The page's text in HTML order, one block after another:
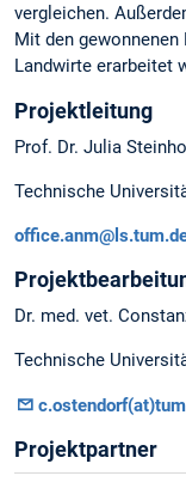
vergleichen.
Mit den
Landwirte erarbeitet
Projektleitung
Prof. Dr. Julia
Technische
Dr. med. vet.
Technische
Projektpartner